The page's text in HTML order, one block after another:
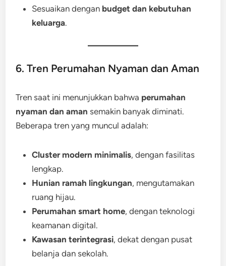
Sesuaikan dengan budget dan kebutuhan
keluarga.
6. Tren Perumahan Nyaman dan Aman
Tren saat ini menunjukkan bahwa perumahan
nyaman dan aman semakin banyak diminati.
Beberapa tren yang muncul adalah:
Cluster modern minimalis, dengan fasilitas
lengkap.
Hunian ramah lingkungan, mengutamakan
ruang hijau.
Perumahan smart home, dengan teknologi
keamanan digital.
Kawasan terintegrasi, dekat dengan pusat
belanja dan sekolah.